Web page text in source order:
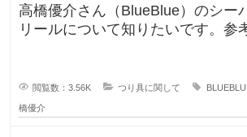
多
い
高橋優介さん（BlueBlue）のシー
リールについて知りたいです。参
閲覧数：3.56K つり具に関して
橋優介